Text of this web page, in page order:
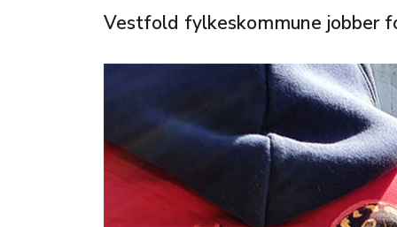
Vestfold fylkeskommune jobber